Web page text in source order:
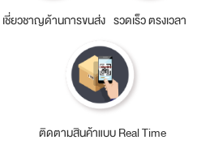
เชี่ยวชาญด้านการขนส่ง รวดเร็ว ตรงเวลา
ติดตามสินค้าแบบ Real Time